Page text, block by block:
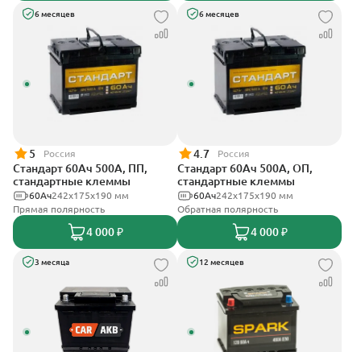
6 месяцев
5 Россия
Стандарт 60Ач 500А, ПП,
стандартные клеммы
242x175x190 мм
60Ач
Прямая полярность
4 000 ₽
6 месяцев
4.7 Россия
Стандарт 60Ач 500А, ОП,
стандартные клеммы
242x175x190 мм
60Ач
Обратная полярность
4 000 ₽
3 месяца 12 месяцев